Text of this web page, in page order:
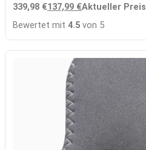
339,98 €137,99 €Aktueller
Bewertet mit 4.5 von 5